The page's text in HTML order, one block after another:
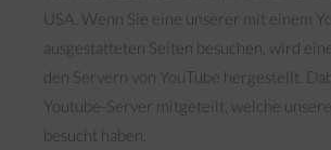
USA. Wenn Sie eine unserer mit einem
ausgestatteten Seiten besuchen, wird
den Servern von YouTube hergestellt.
Youtube-Server mitgeteilt, welche
besucht haben.